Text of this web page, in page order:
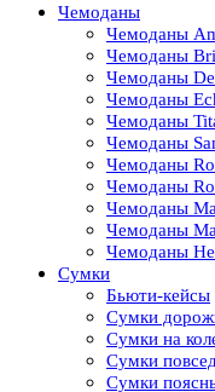
Чемоданы
Чемоданы
Чемоданы
Чемоданы
Чемоданы
Чемоданы
Чемоданы
Чемоданы
Чемоданы
Чемоданы
Чемоданы
Чемоданы
Сумки
Бьюти-кейсы
Сумки
Сумки на
Сумки
Сумки